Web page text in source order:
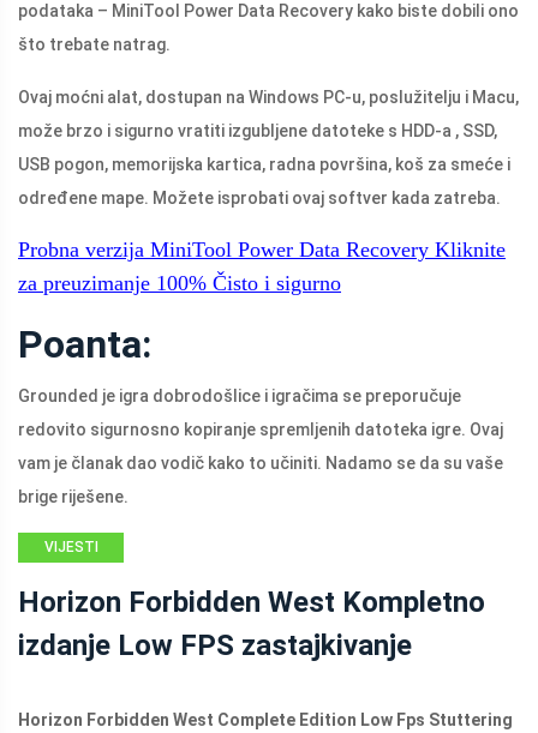
podataka – MiniTool Power Data Recovery kako biste dobili ono
što trebate natrag.
Ovaj moćni alat, dostupan na Windows PC-u, poslužitelju i Macu,
može brzo i sigurno vratiti izgubljene datoteke s HDD-a , SSD,
USB pogon, memorijska kartica, radna površina, koš za smeće i
određene mape. Možete isprobati ovaj softver kada zatreba.
Probna verzija MiniTool Power Data Recovery Kliknite
za preuzimanje 100% Čisto i sigurno
Poanta:
Grounded je igra dobrodošlice i igračima se preporučuje
redovito sigurnosno kopiranje spremljenih datoteka igre. Ovaj
vam je članak dao vodič kako to učiniti. Nadamo se da su vaše
brige riješene.
VIJESTI
Horizon Forbidden West Kompletno
izdanje Low FPS zastajkivanje
Horizon Forbidden West Complete Edition Low Fps Stuttering